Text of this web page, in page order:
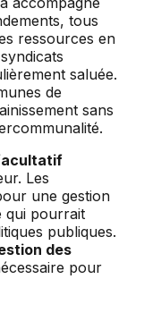
tous
ressources en
saluée.
de
sans
Les
une gestion
qui pourrait
publiques.
des
pour